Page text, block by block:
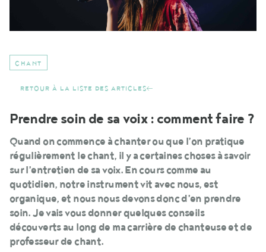
CHANT
RETOUR À LA LISTE DES ARTICLES
Prendre soin de sa voix : comment faire ?
Quand on commence à chanter ou que l’on pratique
régulièrement le chant, il y a certaines choses à savoir
sur l’entretien de sa voix. En cours comme au
quotidien, notre instrument vit avec nous, est
organique, et nous nous devons donc d’en prendre
soin. Je vais vous donner quelques conseils
découverts au long de ma carrière de chanteuse et de
professeur de chant.